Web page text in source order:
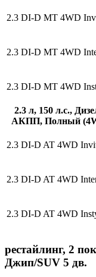
2.3 DI-D MT 4WD
2.3 DI-D MT 4WD
2.3 DI-D MT 4WD
2.3 л, 150 л.с.,
АКПП, Полный
2.3 DI-D AT 4WD
2.3 DI-D AT 4WD
2.3 DI-D AT 4WD
рестайлинг, 2
Джип/SUV 5 дв.